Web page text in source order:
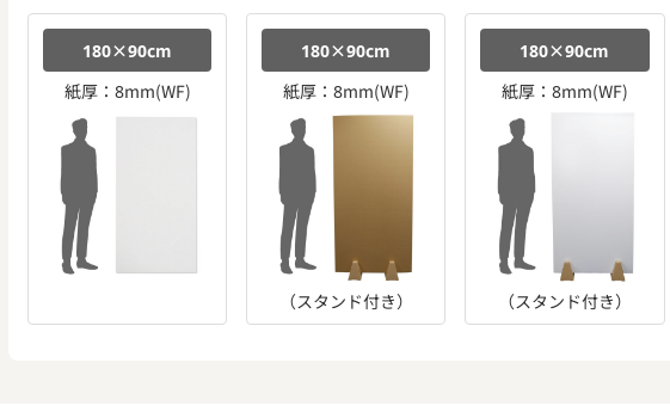
180×90cm
紙厚：8mm(WF)
180×90cm
紙厚：8mm(WF)
（スタンド付き）
180×90cm
紙厚：8mm(WF)
（スタンド付き）